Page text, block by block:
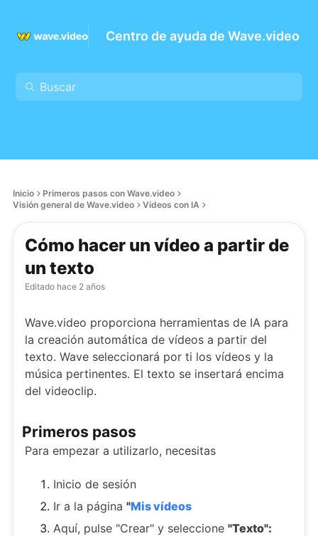
Centro de ayuda de Wave.video
Inicio
Primeros pasos con Wave.video
Visión general de Wave.video
Vídeos con IA
Cómo hacer un vídeo a partir de
un texto
Editado hace 2 años
Wave.video proporciona herramientas de IA para
la creación automática de vídeos a partir del
texto. Wave seleccionará por ti los vídeos y la
música pertinentes. El texto se insertará encima
del videoclip.
Primeros pasos
Para empezar a utilizarlo, necesitas
Inicio de sesión
Ir a la página "Mis vídeos
Aquí, pulse "Crear" y seleccione "Texto":